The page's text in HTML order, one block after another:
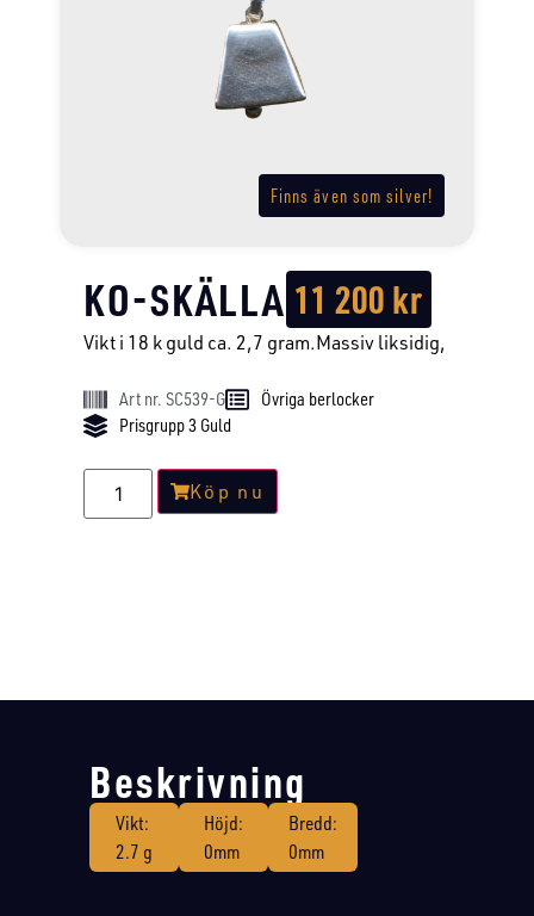
Finns även som silver!
KO-SKÄLLA 11 200kr
Vikt i 18 k guld ca. 2,7 gram.Massiv liksidig,
Art nr. SC539-G
Övriga berlocker
Prisgrupp 3 Guld
Köp nu
Beskrivning
Vikt:
2.7 g
Höjd:
0mm
Bredd:
0mm